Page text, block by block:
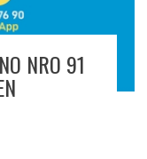
NRO 91